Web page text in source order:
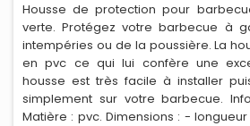
Housse de protection pour
verte. Protégez votre barbecue à
intempéries ou de la poussière. La
en pvc ce qui lui confère une
housse est très facile à installer
simplement sur votre barbecue.
Matière : pvc. Dimensions : -